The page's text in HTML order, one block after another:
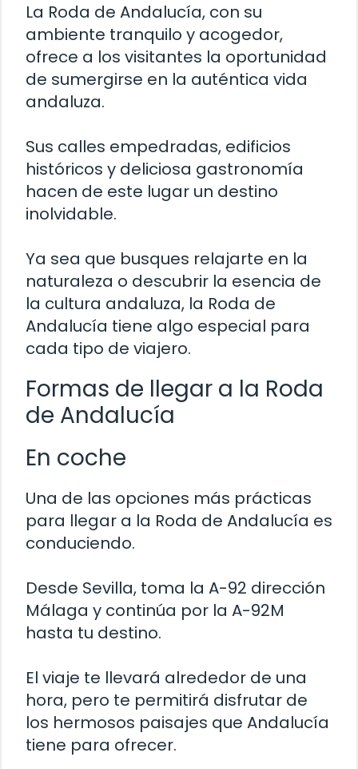
La Roda de Andalucía, con su
ambiente tranquilo y acogedor,
ofrece a los visitantes la oportunidad
de sumergirse en la auténtica vida
andaluza.
Sus calles empedradas, edificios
históricos y deliciosa gastronomía
hacen de este lugar un destino
inolvidable.
Ya sea que busques relajarte en la
naturaleza o descubrir la esencia de
la cultura andaluza, la Roda de
Andalucía tiene algo especial para
cada tipo de viajero.
Formas de llegar a la Roda
de Andalucía
En coche
Una de las opciones más prácticas
para llegar a la Roda de Andalucía es
conduciendo.
Desde Sevilla, toma la A-92 dirección
Málaga y continúa por la A-92M
hasta tu destino.
El viaje te llevará alrededor de una
hora, pero te permitirá disfrutar de
los hermosos paisajes que Andalucía
tiene para ofrecer.